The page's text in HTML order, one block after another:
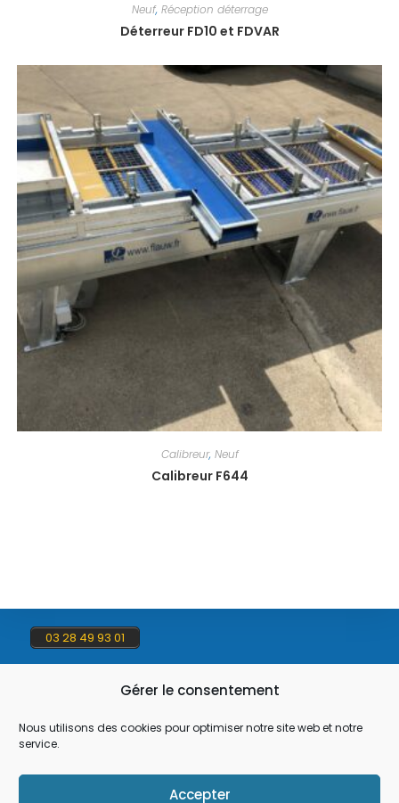
Gérer le consentement
Nous utilisons des cookies pour optimiser notre site web et notre
service.
Accepter
Neuf, Réception déterrage
Déterreur FD10 et FDVAR
Calibreur, Neuf
Calibreur F644
03 28 49 93 01
47 Rue du Mortier, 59181 Steenwerck